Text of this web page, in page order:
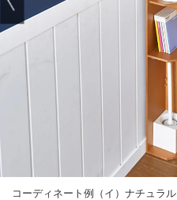
コーディネート例（イ）ナチュラル